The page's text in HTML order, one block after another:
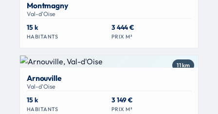
Montmagny
Val-d'Oise
15 k
HABITANTS
3 444 €
PRIX M²
11 km
Arnouville
Val-d'Oise
15 k
HABITANTS
3 149 €
PRIX M²